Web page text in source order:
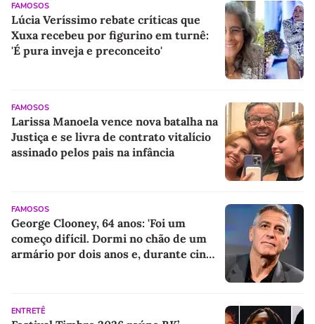
FAMOSOS
Lúcia Veríssimo rebate críticas que
Xuxa recebeu por figurino em turnê:
'É pura inveja e preconceito'
FAMOSOS
Larissa Manoela vence nova batalha na
Justiça e se livra de contrato vitalício
assinado pelos pais na infância
FAMOSOS
George Clooney, 64 anos: 'Foi um
começo difícil. Dormi no chão de um
armário por dois anos e, durante cinco
ENTRETÊ